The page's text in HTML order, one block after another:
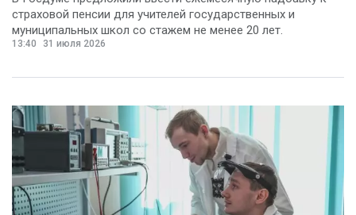
страховой пенсии для учителей государственных и
муниципальных школ со стажем не менее 20 лет.
13:40 31 июля 2026